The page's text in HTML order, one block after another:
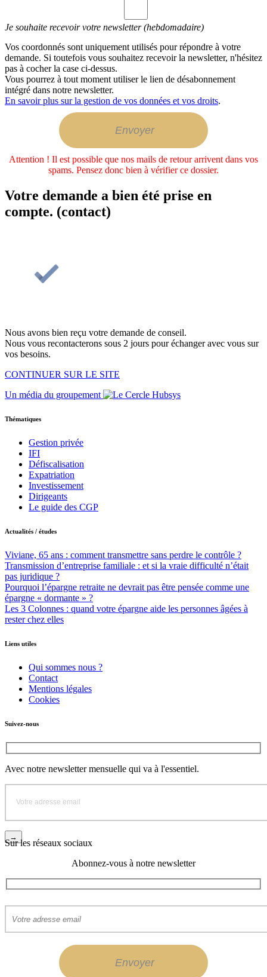
Je souhaite recevoir votre newsletter (hebdomadaire)
Vos coordonnés sont uniquement utilisés pour répondre à votre
demande. Si toutefois vous souhaitez recevoir la newsletter, n'hésitez
pas à cocher la case ci-dessus.
Vous pourrez à tout moment utiliser le lien de désabonnement
intégré dans notre newsletter.
En savoir plus sur la gestion de vos données et vos droits.
Attention ! Il est possible que nos mails de retour arrivent dans vos
spams. Pensez donc bien à vérifier ce dossier.
Votre demande a bien été prise en
compte. (contact)
Nous avons bien reçu votre demande de conseil.
Nous vous recontacterons sous 2 jours pour échanger avec vous sur
vos besoins.
CONTINUER SUR LE SITE
Un média du groupement
Thématiques
Gestion privée
IFI
Défiscalisation
Expatriation
Investissement
Dirigeants
Le guide des CGP
Actualités / études
Viviane, 65 ans : comment transmettre sans perdre le contrôle ?
Transmission d’entreprise familiale : et si la vraie difficulté n’était
pas juridique ?
Pourquoi l’épargne retraite ne devrait pas être pensée comme une
épargne « dormante » ?
Les 3 Colonnes : quand votre épargne aide les personnes âgées à
rester chez elles
Liens utiles
Qui sommes nous ?
Contact
Mentions légales
Cookies
Suivez-nous
Avec notre newsletter mensuelle qui va à l'essentiel.
Sur les réseaux sociaux
Abonnez-vous à notre newsletter